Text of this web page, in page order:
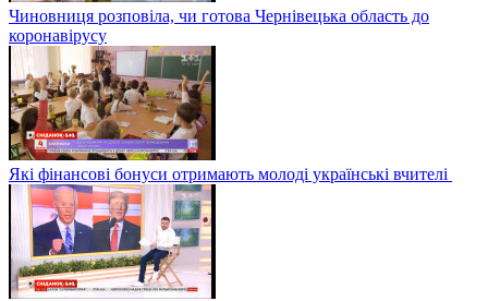
Чиновниця розповіла, чи готова Чернівецька область до
коронавірусу
Які фінансові бонуси отримають молоді українські вчителі